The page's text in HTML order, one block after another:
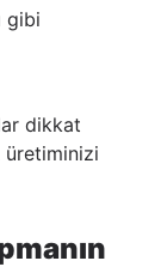
gibi
dikkat
üretiminizi